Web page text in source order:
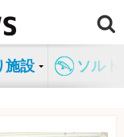
施設 ソル